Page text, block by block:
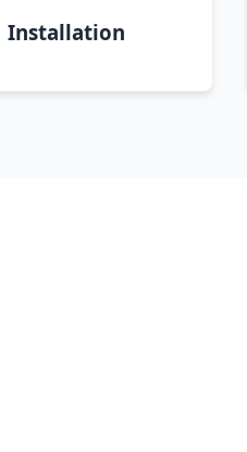
Installation